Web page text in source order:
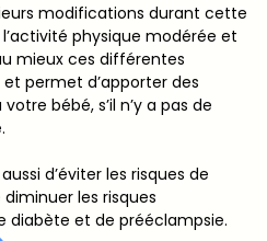
modifications durant cette
physique modérée et
mieux ces différentes
permet d’apporter des
bébé, s’il n’y a pas de
d’éviter les risques de
les risques
diabète et de prééclampsie.